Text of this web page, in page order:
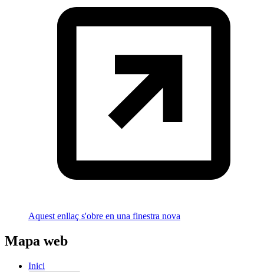
Aquest enllaç s'obre en una finestra nova
Mapa web
Inici